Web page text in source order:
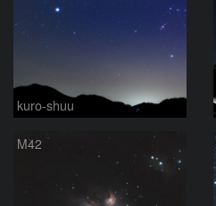
kuro-shuu
M42